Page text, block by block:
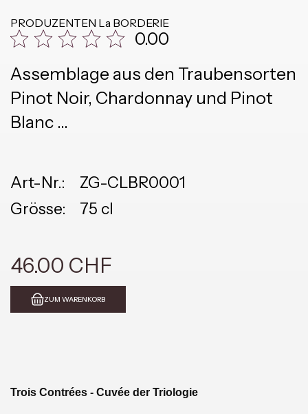
PRODUZENTEN La BORDERIE
0.00
Assemblage aus den Traubensorten
Pinot Noir, Chardonnay und Pinot
Blanc
Art-Nr.:
ZG-CLBR0001
Grösse:
75 cl
46.00 CHF
ZUM WARENKORB
Trois Contrées - Cuvée der Triologie